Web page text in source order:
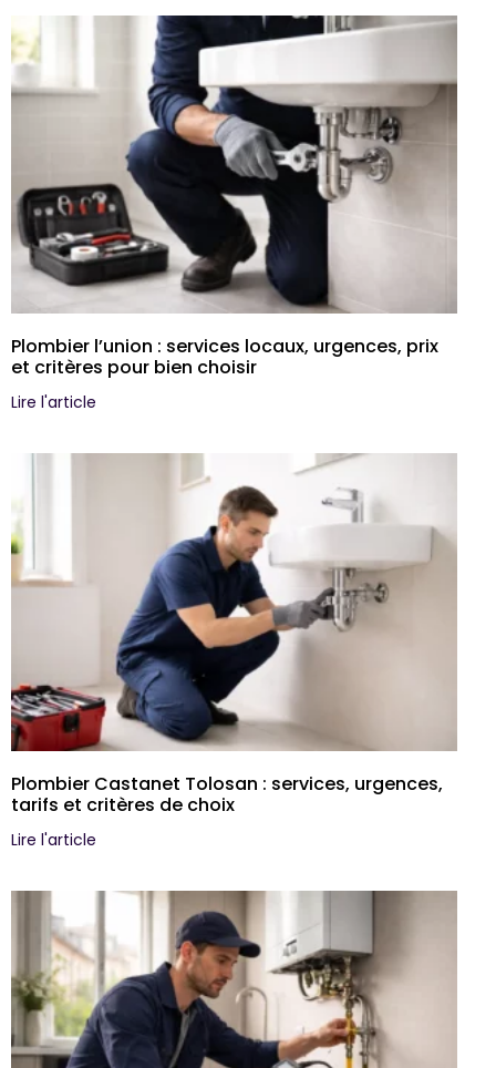
Plombier l’union : services locaux, urgences, prix
et critères pour bien choisir
Lire l'article
Plombier Castanet Tolosan : services, urgences,
tarifs et critères de choix
Lire l'article